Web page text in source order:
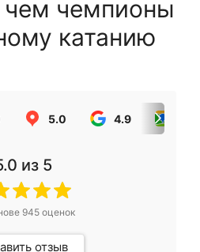
чем чемпионы
катанию
5.0 4.9
из 5
945оценок
отзыв